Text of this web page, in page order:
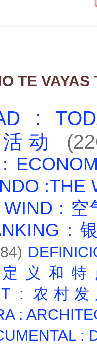
TE
:
动
:
:THE
: 空
:
: 定义和
: 农村
:
: